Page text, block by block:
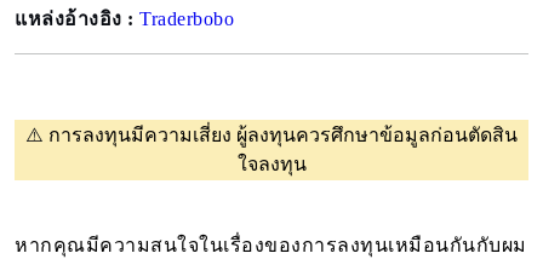
แหล่งอ้างอิง : Traderbobo
⚠️ การลงทุนมีความเสี่ยง ผู้ลงทุนควรศึกษาข้อมูลก่อนตัดสิน
ใจลงทุน